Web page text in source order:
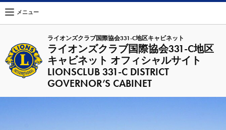
ライオンズクラブ国際協会331-C地区キャビネット
ライオンズクラブ国際協会331-C地区
キャビネット オフィシャルサイト
LIONSCLUB 331-C DISTRICT
GOVERNOR’S CABINET
メニュー